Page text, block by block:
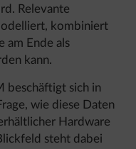
Relevante
kombiniert
am Ende als
kann.
beschäftigt sich in
wie diese Daten
Hardware
steht dabei